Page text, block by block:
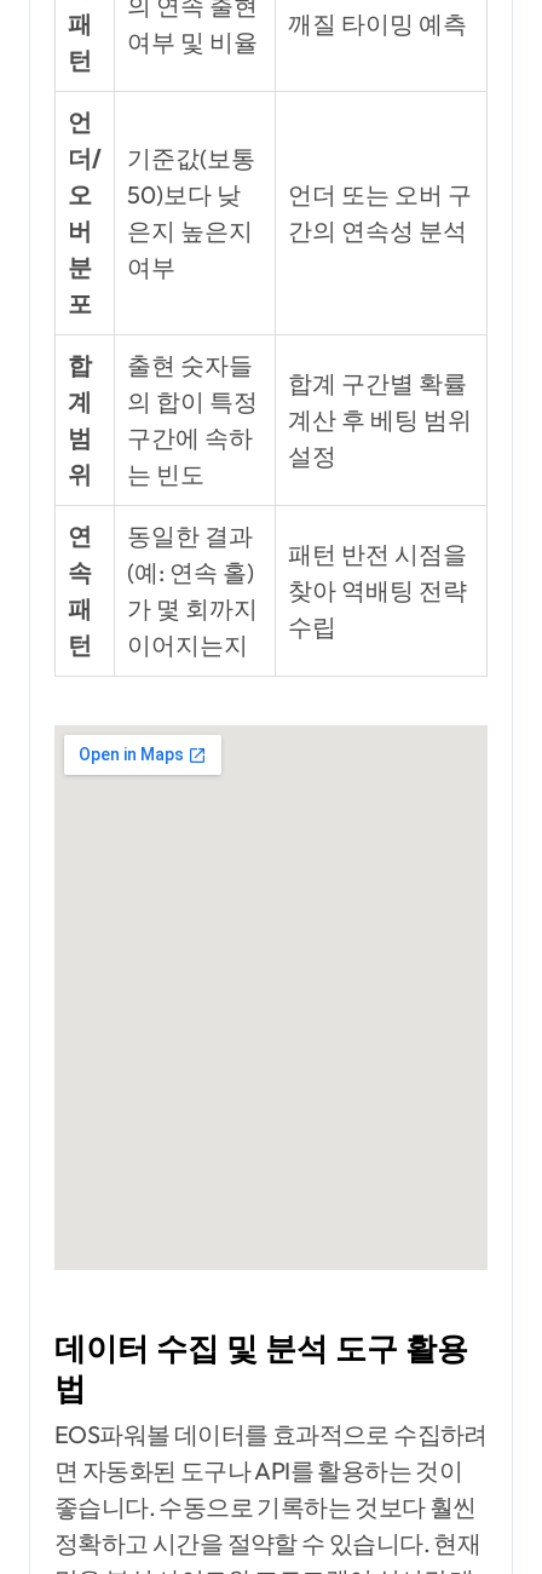
패
턴
여부 및 비율
깨질 타이밍 예측
언
더/
오
버
분
포
기준값(보통
50)보다 낮
은지 높은지
여부
언더 또는 오버 구
간의 연속성 분석
합
계
범
위
출현 숫자들
의 합이 특정
구간에 속하
는 빈도
합계 구간별 확률
계산 후 베팅 범위
설정
연
속
패
턴
동일한 결과
(예: 연속 홀)
가 몇 회까지
이어지는지
패턴 반전 시점을
찾아 역배팅 전략
수립
데이터 수집 및 분석 도구 활용
법
EOS파워볼 데이터를 효과적으로 수집하려
면 자동화된 도구나 API를 활용하는 것이
좋습니다. 수동으로 기록하는 것보다 훨씬
정확하고 시간을 절약할 수 있습니다. 현재